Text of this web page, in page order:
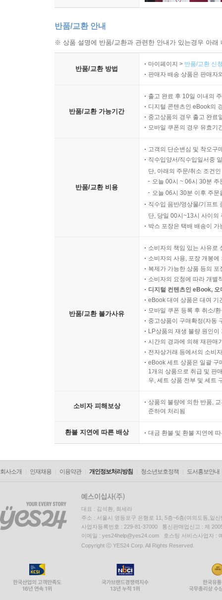
반품/교환 안내
※ 상품 설명에 반품/교환과 관련한 안내가 있는경우 아
반품/교환 방법
마이페이지 > 반품/교환 신
판매자 배송 상품은 판매자
반품/교환 가능기간
출고 완료 후 10일 이내의
디지털 콘텐츠인 eBook의
중고상품의 경우 출고 완료
모바일 쿠폰의 경우 유효기
반품/교환 비용
고객의 단순변심 및 착오구
직수입양서/직수입일서중
단, 아래의 주문/취소 조건
오늘 00시 ~ 06시 30분
오늘 06시 30분 이후 주
직수입 음반/영상물/기프트
단, 당일 00시~13시 사이의
박스 포장은 택배 배송이
반품/교환 불가사유
소비자의 책임 있는 사유로
소비자의 사용, 포장 개봉
복제가 가능한 상품 등의
소비자의 요청에 따라 개별
디지털 컨텐츠인 eBook,
eBook 대여 상품은 대여 기
모바일 쿠폰 등록 후 취소/
중고상품이 구매확정(자동
LP상품의 재생 불량 원인
시간의 경과에 의해 재판매
전자상거래 등에서의 소비
eBook 세트 상품은 일괄 구
1개의 상품으로 취급 및 판
우, 세트 상품 전부 및 세트
소비자 피해보상
상품의 불량에 의한 반품,
준하여 처리됨
환불 지연에 따른 배상 대금 환불 및 환불 지연에
회사소개 인재채용 이용약관 개인정보처리방침 청소년보호정책 도서홍보안내
대표 : 김석환, 최세라
주소 : 서울시 영등포구 은행로 11, 5층~6층(여의도동,일신
사업자등록번호 : 229-81-37000 통신판매업신고 : 제
이메일 : yes24help@yes24.com 호스팅 서비스사업자 :
Copyright ⓒ YES24 Corp. All Rights Reserved.